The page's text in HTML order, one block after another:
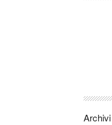
Archivi